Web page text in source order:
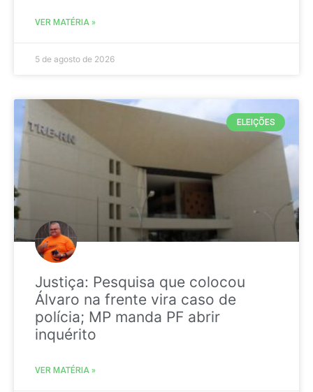
VER MATÉRIA »
5 de agosto de 2026
ELEIÇÕES
Justiça: Pesquisa que colocou
Álvaro na frente vira caso de
polícia; MP manda PF abrir
inquérito
VER MATÉRIA »